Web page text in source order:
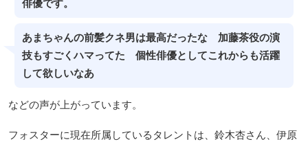
俳優です。
あまちゃんの前髪クネ男は最高だったな 加藤茶役の演
技もすごくハマってた 個性俳優としてこれからも活躍
して欲しいなあ
などの声が上がっています。
フォスターに現在所属しているタレントは、鈴木杏さん、伊原